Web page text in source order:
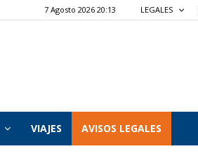
7 Agosto 2026 20:13 LEGALES
VIAJES AVISOS LEGALES